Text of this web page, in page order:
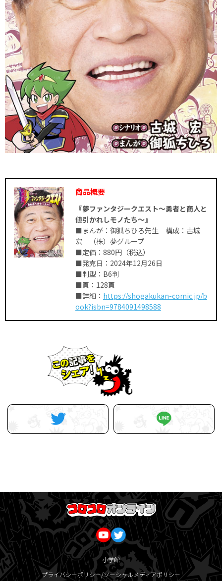
商品概要
『夢ファンタジークエスト～勇者と商人と
値引かれしモノたち～』
■まんが：御狐ちひろ先生 構成：古城
宏 （株）夢グループ
■定価：880円（税込）
■発売日：2024年12月26日
■判型：B6判
■頁：128頁
■詳細： https://shogakukan-comic.jp/b
ook?isbn=9784091498588
小学館
プライバシーポリシー/ソーシャルメディアポリシー